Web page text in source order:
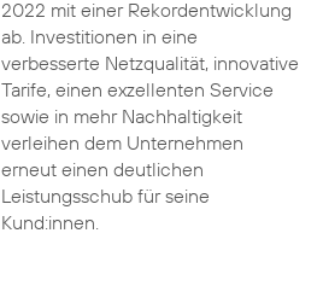
2022 mit einer Rekordentwicklung
ab. Investitionen in eine
verbesserte Netzqualität, innovative
Tarife, einen exzellenten Service
sowie in mehr Nachhaltigkeit
verleihen dem Unternehmen
erneut einen deutlichen
Leistungsschub für seine
Kund:innen.